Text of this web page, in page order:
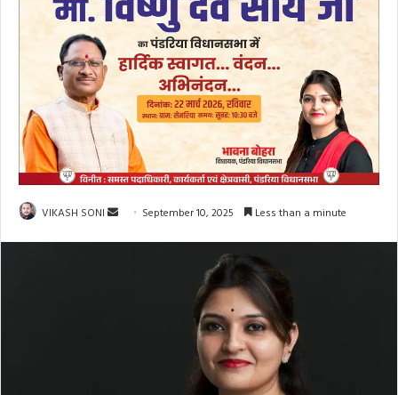
VIKASH SONI
Send September 10, 2025 Less than a minute